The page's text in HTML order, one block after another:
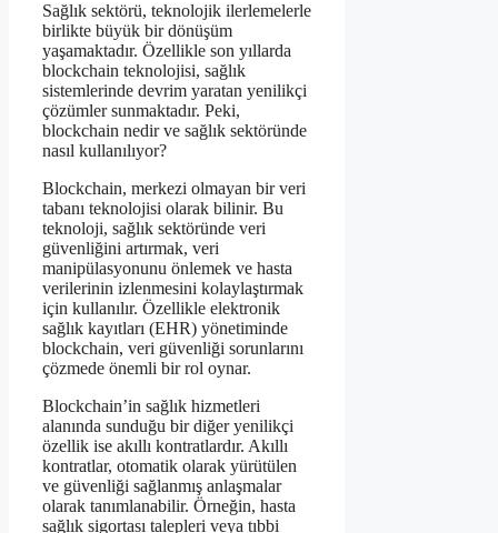
Sağlık sektörü, teknolojik ilerlemelerle
birlikte büyük bir dönüşüm
yaşamaktadır. Özellikle son yıllarda
blockchain teknolojisi, sağlık
sistemlerinde devrim yaratan yenilikçi
çözümler sunmaktadır. Peki,
blockchain nedir ve sağlık sektöründe
nasıl kullanılıyor?
Blockchain, merkezi olmayan bir veri
tabanı teknolojisi olarak bilinir. Bu
teknoloji, sağlık sektöründe veri
güvenliğini artırmak, veri
manipülasyonunu önlemek ve hasta
verilerinin izlenmesini kolaylaştırmak
için kullanılır. Özellikle elektronik
sağlık kayıtları (EHR) yönetiminde
blockchain, veri güvenliği sorunlarını
çözmede önemli bir rol oynar.
Blockchain’in sağlık hizmetleri
alanında sunduğu bir diğer yenilikçi
özellik ise akıllı kontratlardır. Akıllı
kontratlar, otomatik olarak yürütülen
ve güvenliği sağlanmış anlaşmalar
olarak tanımlanabilir. Örneğin, hasta
sağlık sigortası talepleri veya tıbbi